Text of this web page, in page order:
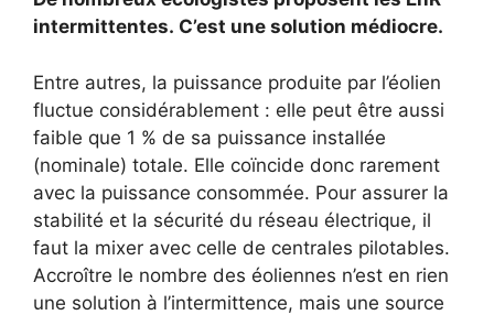
intermittentes. C’est une solution médiocre.
Entre autres, la puissance produite par l’éolien
fluctue considérablement : elle peut être aussi
faible que 1 % de sa puissance installée
(nominale) totale. Elle coïncide donc rarement
avec la puissance consommée. Pour assurer la
stabilité et la sécurité du réseau électrique, il
faut la mixer avec celle de centrales pilotables.
Accroître le nombre des éoliennes n’est en rien
une solution à l’intermittence, mais une source